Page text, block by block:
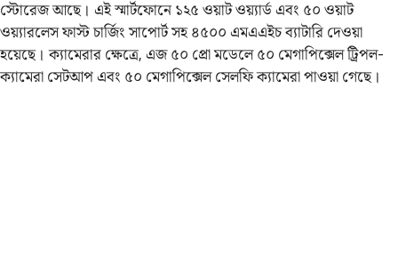
স্টোরেজ আছে। এই স্মার্টফোনে ১২৫ ওয়াট ওয়্যার্ড এবং ৫০ ওয়াট
ওয়্যারলেস ফাস্ট চার্জিং সাপোর্ট সহ ৪৫০০ এমএএইচ ব্যাটারি দেওয়া
হয়েছে। ক্যামেরার ক্ষেত্রে, এজ ৫০ প্রো মডেলে ৫০ মেগাপিক্সেল ট্রিপল-
ক্যামেরা সেটআপ এবং ৫০ মেগাপিক্সেল সেলফি ক্যামেরা পাওয়া গেছে।